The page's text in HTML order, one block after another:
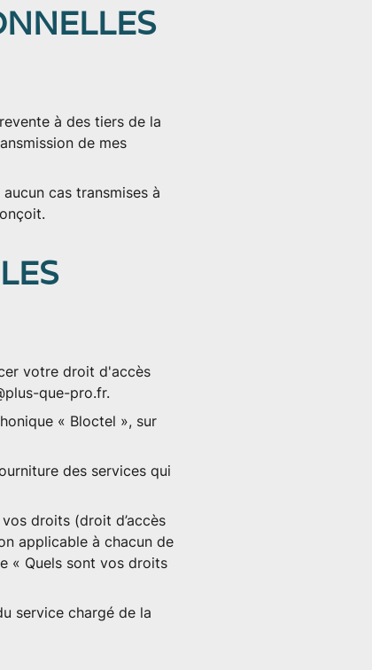
à des tiers de la
de mes
cas transmises à
votre droit d'accès
que-pro.fr.
« Bloctel », sur
des services qui
droits (droit d’accès
applicable à chacun de
« Quels sont vos droits
service chargé de la